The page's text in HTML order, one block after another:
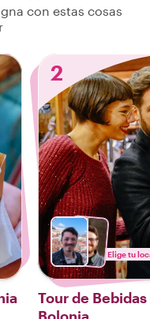
con estas cosas
2
Elige tu
Tour de